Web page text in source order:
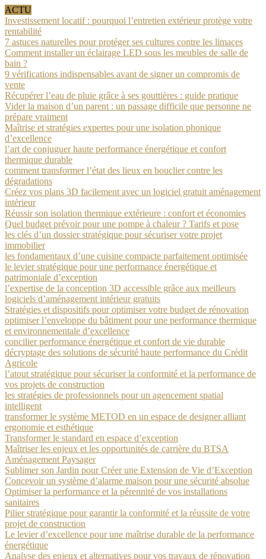
ACTU
Investissement locatif : pourquoi l’entretien extérieur protège votre
rentabilité
7 astuces naturelles pour protéger ses cultures contre les limaces
Comment installer un éclairage LED sous les meubles de salle de
bain ?
9 vérifications indispensables avant de signer un compromis de
vente
Récupérer l’eau de pluie grâce à ses gouttières : guide pratique
Vider la maison d’un parent : un passage difficile que personne ne
prépare vraiment
Maîtrise et stratégies expertes pour une isolation phonique
d’excellence
l’art de conjuguer haute performance énergétique et confort
thermique durable
comment transformer l’état des lieux en bouclier contre les
dégradations
Créez vos plans 3D facilement avec un logiciel gratuit aménagement
intérieur
Réussir son isolation thermique extérieure : confort et économies
Quel budget prévoir pour une pompe à chaleur ? Tarifs et pose
les clés d’un dossier stratégique pour sécuriser votre projet
immobilier
les fondamentaux d’une cuisine compacte parfaitement optimisée
le levier stratégique pour une performance énergétique et
patrimoniale d’exception
l’expertise de la conception 3D accessible grâce aux meilleurs
logiciels d’aménagement intérieur gratuits
Stratégies et dispositifs pour optimiser votre budget de rénovation
optimiser l’enveloppe du bâtiment pour une performance thermique
et environnementale d’excellence
concilier performance énergétique et confort de vie durable
décryptage des solutions de sécurité haute performance du Crédit
Agricole
l’atout stratégique pour sécuriser la conformité et la performance de
vos projets de construction
les stratégies de professionnels pour un agencement spatial
intelligent
transformer le système METOD en un espace de designer alliant
ergonomie et esthétique
Transformer le standard en espace d’exception
Maîtriser les enjeux et les opportunités de carrière du BTSA
Aménagement Paysager
Sublimer son Jardin pour Créer une Extension de Vie d’Exception
Concevoir un système d’alarme maison pour une sécurité absolue
Optimiser la performance et la pérennité de vos installations
sanitaires
Pilier stratégique pour garantir la conformité et la réussite de votre
projet de construction
Le levier d’excellence pour une maîtrise durable de la performance
énergétique
Analyse des enjeux et alternatives pour vos travaux de rénovation